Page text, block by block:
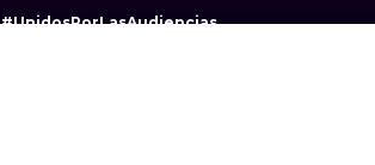
#UnidosPorLasAudiencias